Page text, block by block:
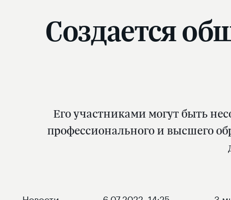
Создается
Его участниками могут быть
профессионального и высшего